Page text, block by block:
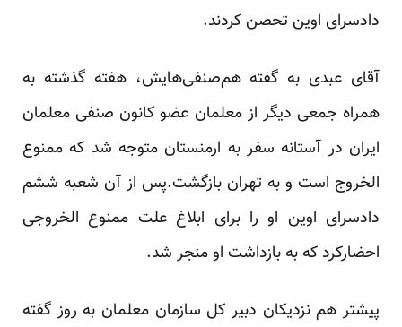
دادسرای اوین تحصن کردند.
آقای عبدی به گفته هم‌صنفی‌هایش، هفته گذشته به
همراه جمعی دیگر از معلمان عضو کانون صنفی معلمان
ایران در آستانه سفر به ارمنستان متوجه شد که ممنوع
الخروج است و به تهران بازگشت.پس از آن شعبه ششم
دادسرای اوین او را برای ابلاغ علت ممنوع الخروجی
احضارکرد که به بازداشت او منجر شد.
پیشتر هم نزدیکان دبیر کل سازمان معلمان به روز گفته